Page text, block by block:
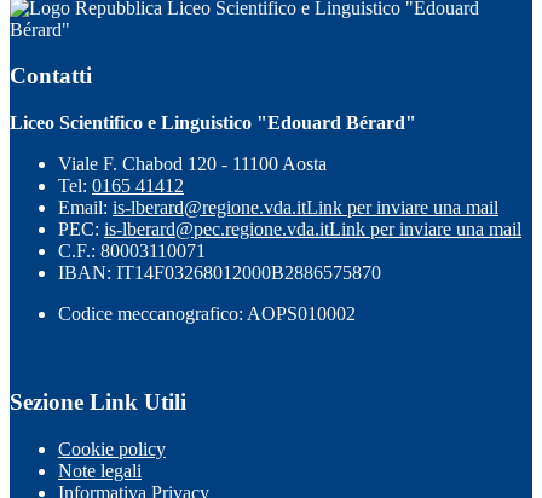
Liceo Scientifico e Linguistico "Edouard
Bérard"
Contatti
Liceo Scientifico e Linguistico "Edouard Bérard"
Viale F. Chabod 120 - 11100 Aosta
Tel: 0165 41412
Email: is-lberard@regione.vda.itLink per inviare una mail
PEC: is-lberard@pec.regione.vda.itLink per inviare una mail
C.F.: 80003110071
IBAN: IT14F03268012000B2886575870
Codice meccanografico: AOPS010002
Sezione Link Utili
Cookie policy
Note legali
Informativa Privacy